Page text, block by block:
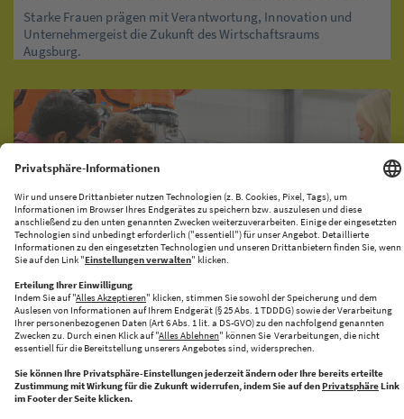
Starke Frauen prägen mit Verantwortung, Innovation und
Unternehmergeist die Zukunft des Wirtschaftsraums
Augsburg.
KI-PRODUKATIONSNETZWERK
CENTRE FOR FUTURE PRODUCTION